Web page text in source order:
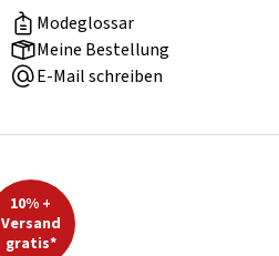
Modeglossar
Meine Bestellung
E-Mail schreiben
10% +
Versand
gratis*